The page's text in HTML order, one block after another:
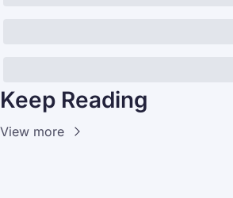
Keep Reading
View more